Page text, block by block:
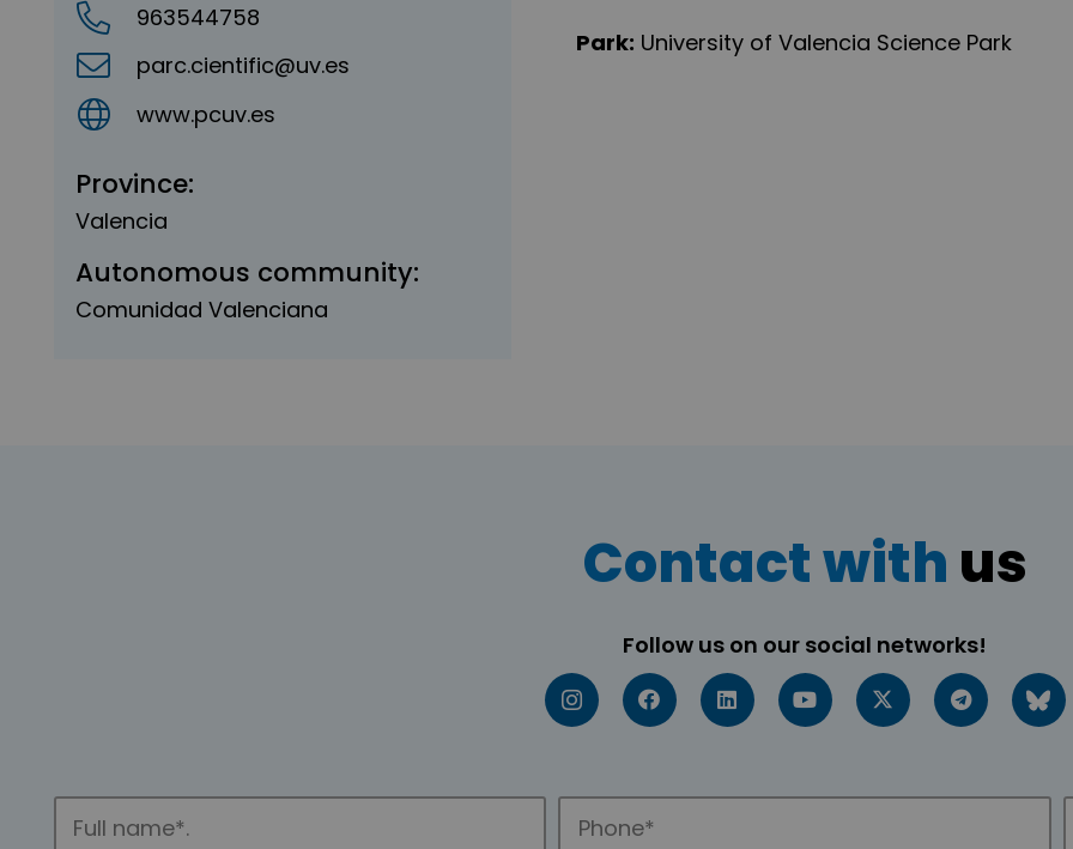
963544758
parc.cientific@uv.es
www.pcuv.es
Province:
Valencia
Autonomous community:
Comunidad Valenciana
Park: University of Valencia Science Park
Contact with us
Follow us on our social networks!